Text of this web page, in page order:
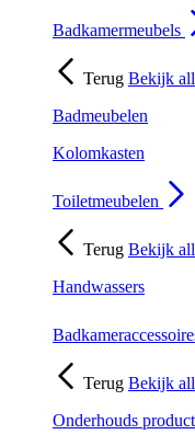
Badkamermeubels
Terug Bekijk
Badmeubelen
Kolomkasten
Toiletmeubelen
Terug Bekijk
Handwassers
Terug Bekijk
Onderhouds